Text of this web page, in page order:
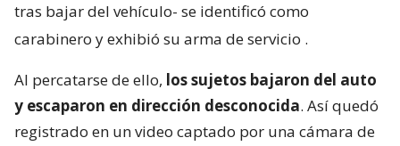
tras bajar del vehículo- se identificó como
carabinero y exhibió su arma de servicio .
Al percatarse de ello, los sujetos bajaron del auto
y escaparon en dirección desconocida. Así quedó
registrado en un video captado por una cámara de